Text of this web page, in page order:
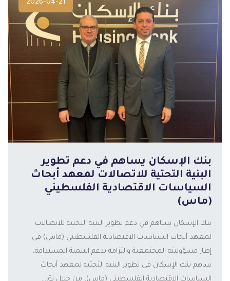
2026-04-21
بنك الإسكان يساهم في دعم تطوير
البنية التحتية للاتصالات لمعهد أبحاث
السياسات الاقتصادية الفلسطيني
(ماس)
بنك الإسكان يساهم في دعم تطوير البنية التحتية للاتصالات
لمعهد أبحاث السياسات الاقتصادية الفلسطيني (ماس) في
إطار مسؤوليته المجتمعية والتزامه بدعم التنمية المستدامة،
ساهم بنك الإسكان في تطوير البنية التحتية لمعهد أبحاث
السياسات الاقتصادية الفلسطيني (ماس)، من خلال تق...